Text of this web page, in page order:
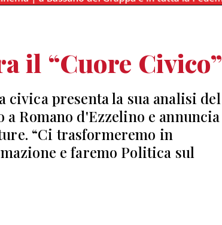
il “Cuore Civico”
civica presenta la sua analisi del
Romano d'Ezzelino e annuncia
“Ci trasformeremo in
e faremo Politica sul